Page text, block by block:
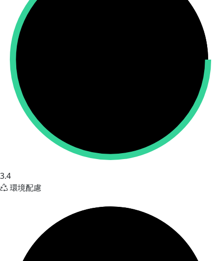
3.4
環境配慮